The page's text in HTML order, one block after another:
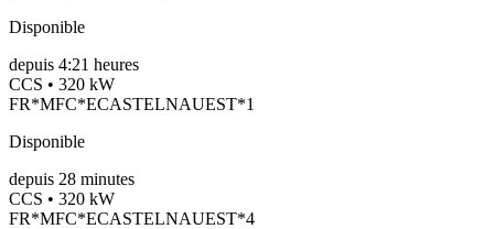
Disponible
depuis 4:21 heures
CCS • 320 kW
FR*MFC*ECASTELNAUEST*1
Disponible
depuis 28 minutes
CCS • 320 kW
FR*MFC*ECASTELNAUEST*4